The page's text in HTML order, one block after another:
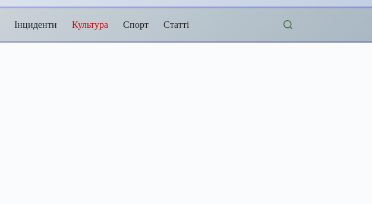
Інциденти Культура Спорт Статті